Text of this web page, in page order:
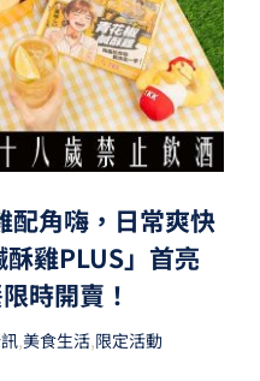
配角嗨，日常爽快
雞PLUS」首亮
時開賣！
,美食生活,限定活動